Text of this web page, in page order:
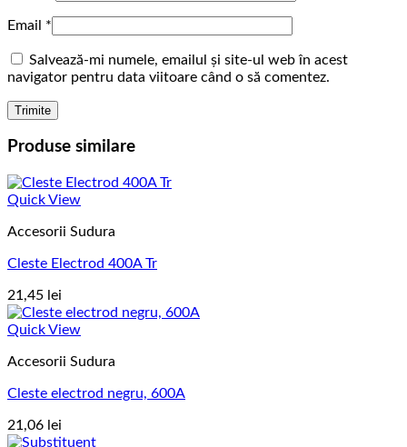
Email *
Salvează-mi numele, emailul și site-ul web în acest
navigator pentru data viitoare când o să comentez.
Produse similare
Quick View
Accesorii Sudura
Cleste Electrod 400A Tr
21,45 lei
Quick View
Accesorii Sudura
Cleste electrod negru, 600A
21,06 lei